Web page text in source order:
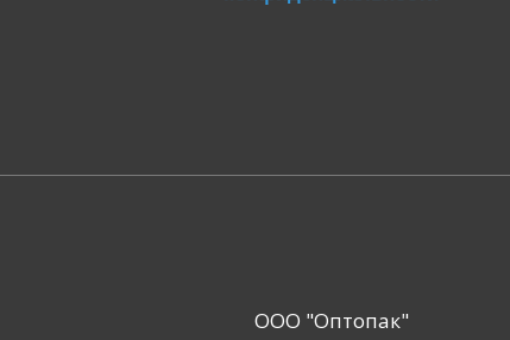
ООО "Оптопак"